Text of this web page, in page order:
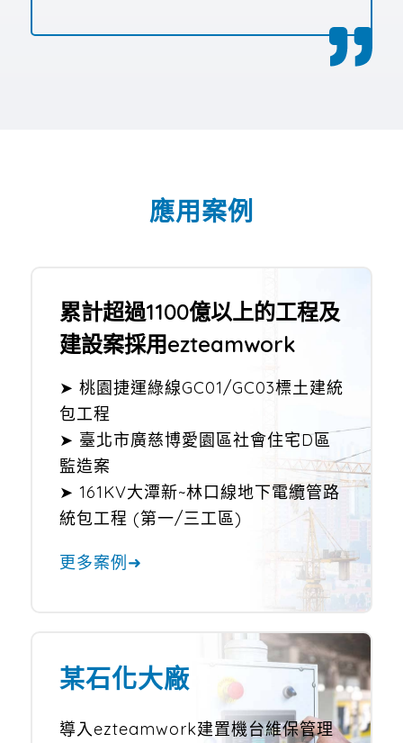
應用案例
累計超過1100億以上的工程及
建設案採用ezteamwork
➤ 桃園捷運綠線GC01/GC03標土建統
包工程
➤ 臺北市廣慈博愛園區社會住宅D區
監造案
➤ 161KV大潭新~林口線地下電纜管路
統包工程 (第一/三工區)
更多案例➜
某石化大廠
導入ezteamwork建置機台維保管理